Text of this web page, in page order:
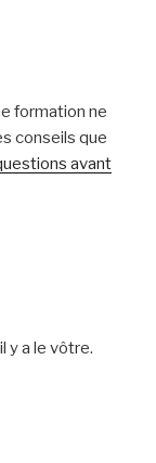
formation ne
conseils que
avant
y a le vôtre.